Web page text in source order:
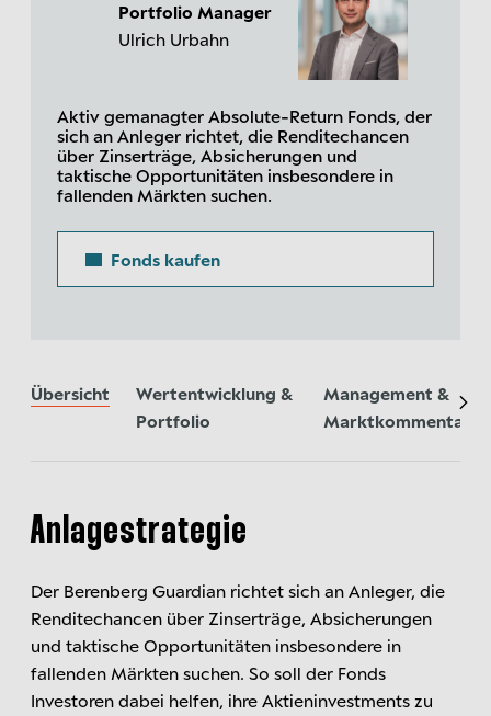
Portfolio Manager
Ulrich Urbahn
Aktiv gemanagter Absolute-Return Fonds, der
sich an Anleger richtet, die Renditechancen
über Zinserträge, Absicherungen und
taktische Opportunitäten insbesondere in
fallenden Märkten suchen.
Fonds kaufen
Übersicht
Wertentwicklung &
Portfolio
Management &
Marktkommentare
Anlagestrategie
Der Berenberg Guardian richtet sich an Anleger, die
Renditechancen über Zinserträge, Absicherungen
und taktische Opportunitäten insbesondere in
fallenden Märkten suchen. So soll der Fonds
Investoren dabei helfen, ihre Aktieninvestments zu